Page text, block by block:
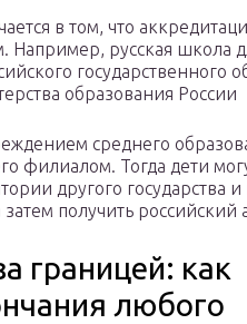
в том, что
Например, русская школа
государственного
образования России
среднего
филиалом. Тогда дети
другого государства и
получить российский
границей: как
любого